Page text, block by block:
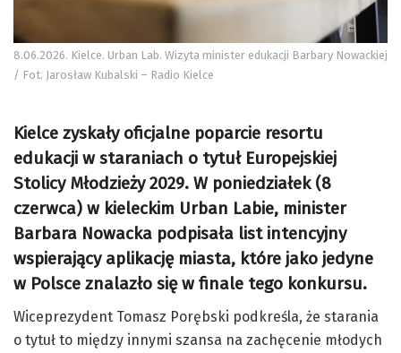
8.06.2026. Kielce. Urban Lab. Wizyta minister edukacji Barbary Nowackiej
/ Fot. Jarosław Kubalski – Radio Kielce
Kielce zyskały oficjalne poparcie resortu
edukacji w staraniach o tytuł Europejskiej
Stolicy Młodzieży 2029. W poniedziałek (8
czerwca) w kieleckim Urban Labie, minister
Barbara Nowacka podpisała list intencyjny
wspierający aplikację miasta, które jako jedyne
w Polsce znalazło się w finale tego konkursu.
Wiceprezydent Tomasz Porębski podkreśla, że starania
o tytuł to między innymi szansa na zachęcenie młodych